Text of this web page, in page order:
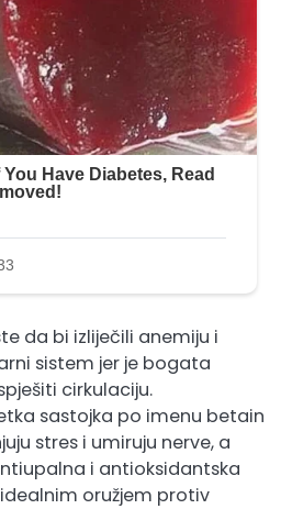
da bi izliječili anemiju i
sistem jer je bogata
cirkulaciju.
sastojka po imenu betain
stres i umiruju nerve, a
i antioksidantska
oružjem protiv